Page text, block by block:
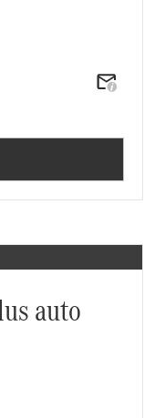
auto